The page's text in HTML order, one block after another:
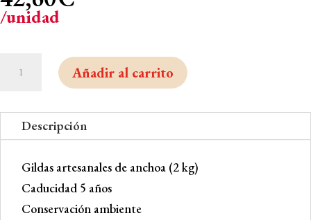
/unidad
anchoa
Santoña
Añadir al carrito
Descripción
Gildas artesanales de anchoa (2 kg)
Caducidad 5 años
Conservación ambiente